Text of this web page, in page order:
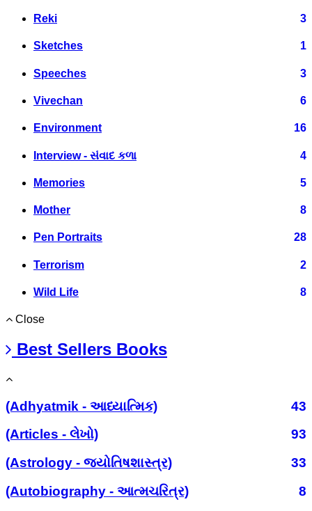
Reki 3
Sketches 1
Speeches 3
Vivechan 6
Environment 16
Interview - સંવાદ કળા 4
Memories 5
Mother 8
Pen Portraits 28
Terrorism 2
Wild Life 8
Close
Best Sellers Books
(Adhyatmik - આધ્યાત્મિક)
43
(Articles - લેખો)
93
(Astrology - જ્યોતિષશાસ્ત્ર)
33
(Autobiography - આત્મચરિત્ર)
8